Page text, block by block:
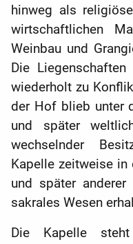
hinweg als
wirtschaftlichen
Weinbau und
Die
wiederholt zu
der Hof blieb unter
und später
wechselnder
Kapelle zeitweise
und später
sakrales Wesen
Die Kapelle